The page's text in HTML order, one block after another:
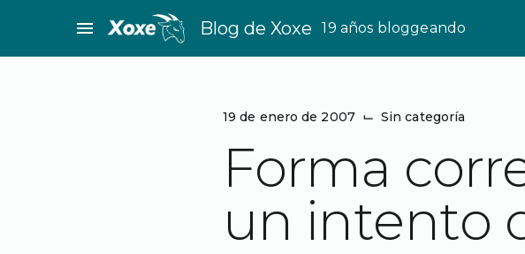
menu Blog de Xoxe 19 años bloggeando
19 de enero de 2007 ⌙ Sin categoría
Forma
un intento